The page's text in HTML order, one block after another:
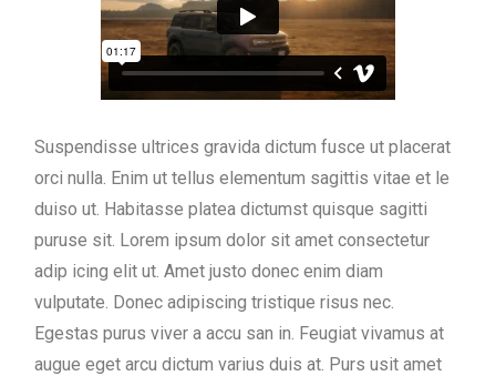
Suspendisse ultrices gravida dictum fusce ut placerat
orci nulla. Enim ut tellus elementum sagittis vitae et le
duiso ut. Habitasse platea dictumst quisque sagitti
puruse sit. Lorem ipsum dolor sit amet consectetur
adip icing elit ut. Amet justo donec enim diam
vulputate. Donec adipiscing tristique risus nec.
Egestas purus viver a accu san in. Feugiat vivamus at
augue eget arcu dictum varius duis at. Purs usit amet